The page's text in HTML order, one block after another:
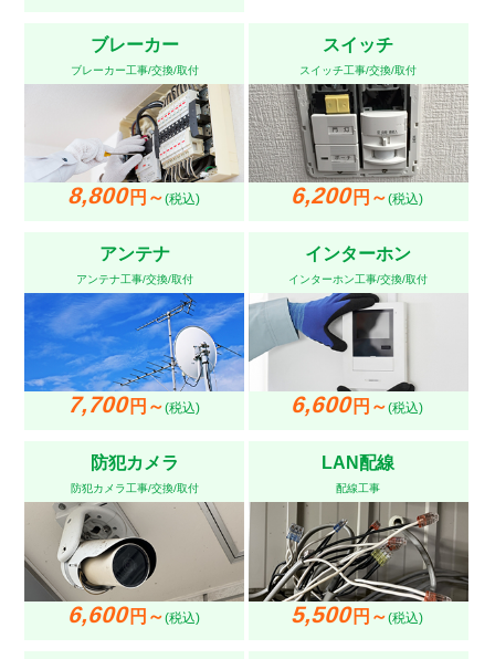
ブレーカー
ブレーカー工事/交換/取付
8,800円～(税込)
スイッチ
スイッチ工事/交換/取付
6,200円～(税込)
アンテナ
アンテナ工事/交換/取付
7,700円～(税込)
インターホン
インターホン工事/交換/取付
6,600円～(税込)
防犯カメラ
防犯カメラ工事/交換/取付
6,600円～(税込)
LAN配線
配線工事
5,500円～(税込)